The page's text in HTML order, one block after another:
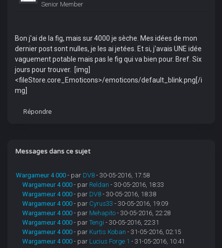
Senior Member
Bon j'ai de la fig, mais sur 4000 je sèche. Mes idées de mon
dernier post sont nulles, je les ai jetées. Et si, j'avais UNE idée
vaguement potable mais pas le fig qui va bien pour. Bref. Six
jours pour trouver. [img]
<fileStore.core_Emoticons>/emoticons/default_blink.png[/i
mg]
Répondre
Messages dans ce sujet
Wargameur 4 000 - par DV8 - 30-05-2016, 17:58
Wargameur 4 000 - par Reldan - 30-05-2016, 18:33
Wargameur 4 000 - par DV8 - 30-05-2016, 18:38
Wargameur 4 000 - par Cyrus33 - 30-05-2016, 19:09
Wargameur 4 000 - par Mehapito - 30-05-2016, 22:28
Wargameur 4 000 - parTengi - 30-05-2016, 22:31
Wargameur 4 000 - par Kurtis Koban - 31-05-2016, 02:15
Wargameur 4 000 - par Lucius Forge 1 - 31-05-2016, 10:41